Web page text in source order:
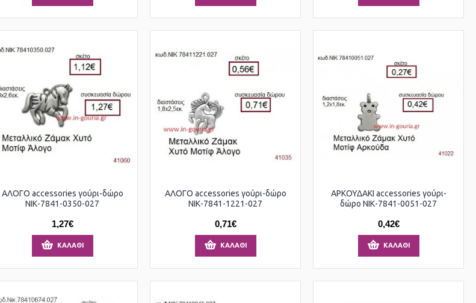
ΑΛΟΓΟ accessories γούρι-δώρο
ΝΙΚ-7841-0350-027
1,27€
ΚΑΛΆΘΙ
ΑΛΟΓΟ accessories γούρι-δώρο
ΝΙΚ-7841-1221-027
0,71€
ΚΑΛΆΘΙ
ΑΡΚΟΥΔΑΚΙ accessories γούρι-
δώρο ΝΙΚ-7841-0051-027
0,42€
ΚΑΛΆΘΙ